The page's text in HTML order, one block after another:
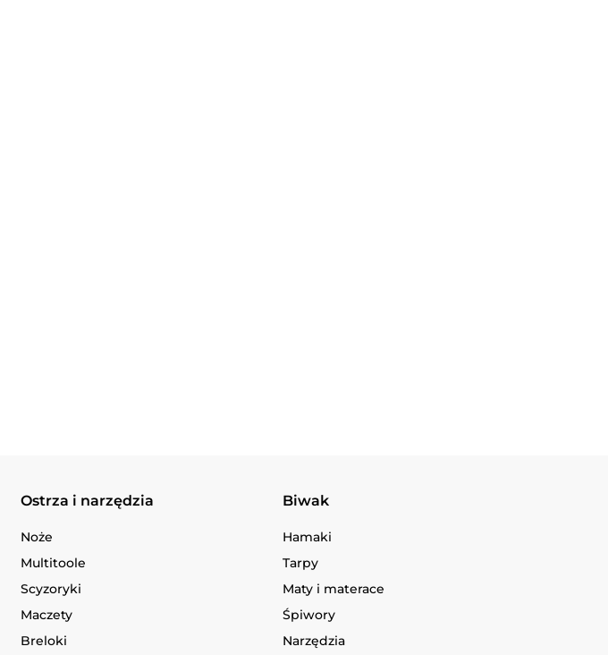
Ostrza i narzędzia
Noże
Multitoole
Scyzoryki
Maczety
Breloki
Biwak
Hamaki
Tarpy
Maty i materace
Śpiwory
Narzędzia